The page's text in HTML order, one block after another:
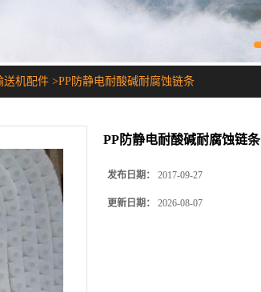
送机配件 >PP防静电耐酸碱耐腐蚀链条
PP防静电耐酸碱耐腐蚀链条
发布日期： 2017-09-27
更新日期： 2026-08-07